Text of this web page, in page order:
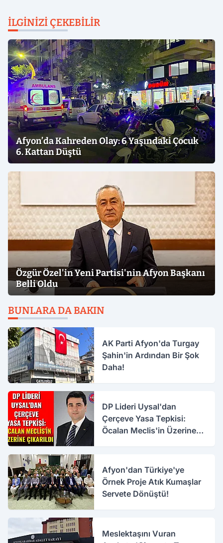
İLGINIZI ÇEKEBILIR
Afyon’da Kahreden Olay: 6 Yaşındaki Çocuk
6. Kattan Düştü
Özgür Özel'in Yeni Partisi'nin Afyon Başkanı
Belli Oldu
BUNLARA DA BAKIN
AK Parti Afyon'da Turgay
Şahin'in Ardından Bir Şok
Daha!
DP Lideri Uysal'dan
Çerçeve Yasa Tepkisi:
Öcalan Meclis'in Üzerine
Afyon'dan Türkiye'ye
Örnek Proje Atık Kumaşlar
Servete Dönüştü!
Meslektaşını Vuran